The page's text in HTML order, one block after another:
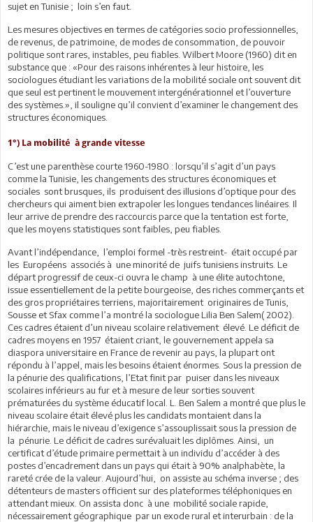
sujet en Tunisie ; loin s’en faut.
Les mesures objectives en termes de catégories socio professionnelles,
de revenus, de patrimoine, de modes de consommation, de pouvoir
politique sont rares, instables, peu fiables. Wilbert Moore (1960) dit en
substance que : «Pour des raisons inhérentes à leur histoire, les
sociologues étudiant les variations de la mobilité sociale ont souvent dit
que seul est pertinent le mouvement intergénérationnel et l’ouverture
des systèmes.», il souligne qu’il convient d’examiner le changement des
structures économiques.
1°) La mobilité à grande vitesse
C’est une parenthèse courte 1960-1980 : lorsqu’il s’agit d’un pays
comme la Tunisie, les changements des structures économiques et
sociales sont brusques, ils produisent des illusions d’optique pour des
chercheurs qui aiment bien extrapoler les longues tendances linéaires. Il
leur arrive de prendre des raccourcis parce que la tentation est forte,
que les moyens statistiques sont faibles, peu fiables.
Avant l’indépendance, l’emploi formel -très restreint- était occupé par
les Européens associés à une minorité de juifs tunisiens instruits. Le
départ progressif de ceux-ci ouvra le champ à une élite autochtone,
issue essentiellement de la petite bourgeoise, des riches commerçants et
des gros propriétaires terriens, majoritairement originaires de Tunis,
Sousse et Sfax comme l’a montré la sociologue Lilia Ben Salem( 2002).
Ces cadres étaient d’un niveau scolaire relativement élevé. Le déficit de
cadres moyens en 1957 étaient criant, le gouvernement appela sa
diaspora universitaire en France de revenir au pays, la plupart ont
répondu à l’appel, mais les besoins étaient énormes. Sous la pression de
la pénurie des qualifications, l’Etat finit par puiser dans les niveaux
scolaires inférieurs au fur et à mesure de leur sorties souvent
prématurées du système éducatif local. L. Ben Salem a montré que plus le
niveau scolaire était élevé plus les candidats montaient dans la
hiérarchie, mais le niveau d’exigence s’assouplissait sous la pression de
la pénurie. Le déficit de cadres surévaluait les diplômes. Ainsi, un
certificat d’étude primaire permettait à un individu d’accéder à des
postes d’encadrement dans un pays qui était à 90% analphabète, la
rareté crée de la valeur. Aujourd’hui, on assiste au schéma inverse ; des
détenteurs de masters officient sur des plateformes téléphoniques en
attendant mieux. On assista donc à une mobilité sociale rapide,
nécessairement géographique par un exode rural et interurbain : de la